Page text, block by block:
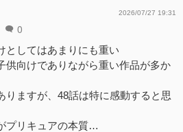
0
2026/07/27 19:31
としてはあまりにも重い
供向けでありながら重い作品が多か
りますが、48話は特に感動すると思
プリキュアの本質…